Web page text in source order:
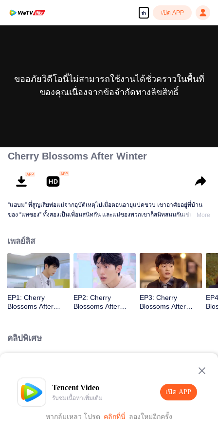
th เปิด APP
Tencent Video
รับชมเนื้อหาเพิ่มเติม
เปิด APP
หากล้มเหลว โปรด คลิกที่นี่ ลองใหม่อีกครั้ง
เปิด APP
ขออภัยวิดีโอนี้ไม่สามารถใช้งานได้ชั่วคราวในพื้นที่
ของคุณเนื่องจากข้อจำกัดทางลิขสิทธิ์
Cherry Blossoms After Winter
“แฮบม” ที่สูญเสียพ่อแม่จากอุบัติเหตุไปเมื่อตอนอายุแปดขวบ เขาอาศัยอยู่ที่บ้าน
ของ “แทซอง” ทั้งสองเป็นเพื่อนสนิทกัน และแม่ของพวกเขาก็สนิทสนมกันเช่นกัน
ซองไม่ชอบเขาและได้แต่เก็บเขาไว้ในใจ เมื่อเวลาผ่านไปพวกเขากลายเป็นเพื่อน
ร่วมชั้นกัน ในชั้นมัธยมศึกษาปีที่ 3 แทซองเห็นแฮบมถูกเพื่อนรังแก เขาตกใจมาก
และเริ่มที่จะดูแลเขาหลังจากเหตุการณ์ครั้งนั้น นับตั้งแต่นั้นมาพวกเขาสนิทสนมกัน
มากขึ้น พร้อมกับแก้ไขความเข้าใจผิดที่ยาวนานไปทีละอย่าง หลากหลาย
เหตุการณ์ผ่านเข้ามาทำให้ความสนิทสนมของพวกเขาลึกซึ้งมากขึ้นเรื่อย ๆ
More
เพลย์ลิส
EP1: Cherry
Blossoms After
EP2: Cherry
Blossoms After
EP3: Cherry
Blossoms After
คลิปพิเศษ